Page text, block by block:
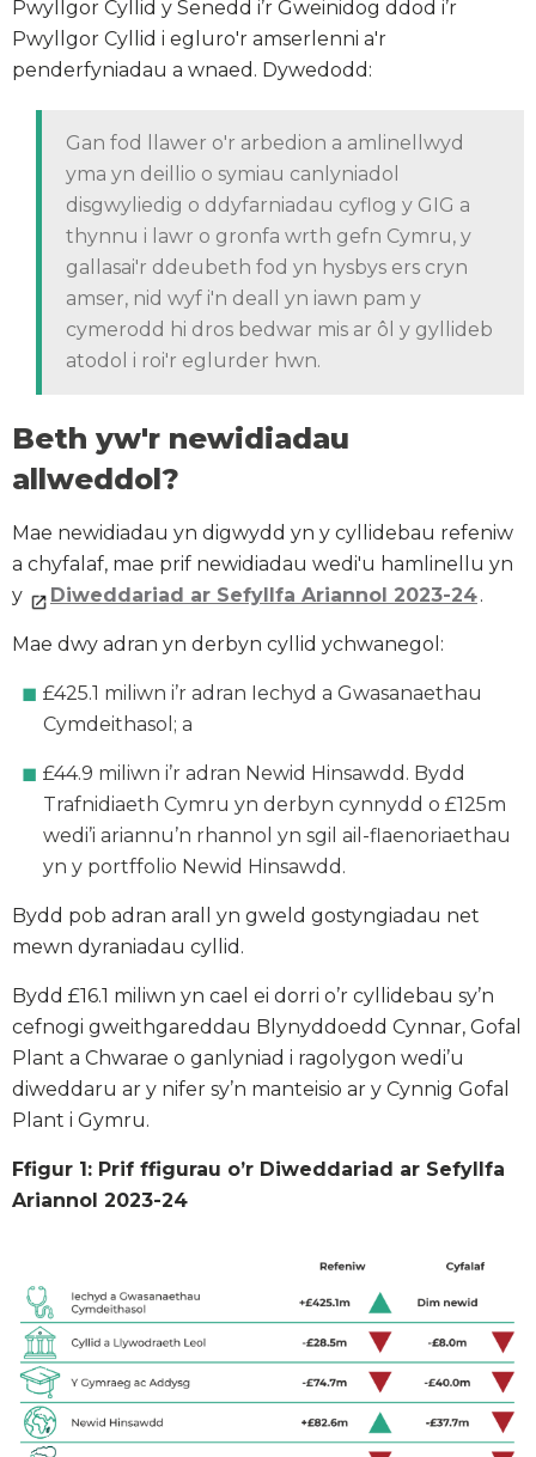
Pwyllgor Cyllid y Senedd i’r Gweinidog ddod i’r
Pwyllgor Cyllid i egluro'r amserlenni a'r
penderfyniadau a wnaed. Dywedodd:
Gan fod llawer o'r arbedion a amlinellwyd
yma yn deillio o symiau canlyniadol
disgwyliedig o ddyfarniadau cyflog y GIG a
thynnu i lawr o gronfa wrth gefn Cymru, y
gallasai'r ddeubeth fod yn hysbys ers cryn
amser, nid wyf i'n deall yn iawn pam y
cymerodd hi dros bedwar mis ar ôl y gyllideb
atodol i roi'r eglurder hwn.
Beth yw'r newidiadau
allweddol?
Mae newidiadau yn digwydd yn y cyllidebau refeniw
a chyfalaf, mae prif newidiadau wedi'u hamlinellu yn
y
Diweddariad ar Sefyllfa Ariannol 2023-24.
Mae dwy adran yn derbyn cyllid ychwanegol:
£425.1 miliwn i’r adran Iechyd a Gwasanaethau
Cymdeithasol; a
£44.9 miliwn i’r adran Newid Hinsawdd. Bydd
Trafnidiaeth Cymru yn derbyn cynnydd o £125m
wedi’i ariannu’n rhannol yn sgil ail-flaenoriaethau
yn y portffolio Newid Hinsawdd.
Bydd pob adran arall yn gweld gostyngiadau net
mewn dyraniadau cyllid.
Bydd £16.1 miliwn yn cael ei dorri o’r cyllidebau sy’n
cefnogi gweithgareddau Blynyddoedd Cynnar, Gofal
Plant a Chwarae o ganlyniad i ragolygon wedi’u
diweddaru ar y nifer sy’n manteisio ar y Cynnig Gofal
Plant i Gymru.
Ffigur 1: Prif ffigurau o’r Diweddariad ar Sefyllfa
Ariannol 2023-24